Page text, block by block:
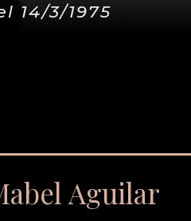
14/3/1975
Aguilar